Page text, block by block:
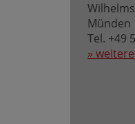
Münden
Tel. +49
»